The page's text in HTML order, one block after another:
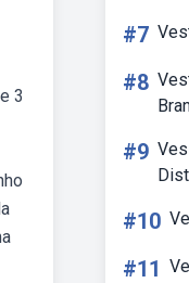
3
#7
#8
#9
#10
#11